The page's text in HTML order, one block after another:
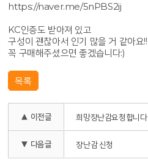
https://naver.me/5nPBS2ij
KC인증도 받아져 있고
구성이 괜찮아서 인기 많을 거 같아요!!
꼭 구매해주셨으면 좋겠습니다:)
목록
▲ 이전글 희망장난감요청합니다
▼ 다음글 장난감 신청